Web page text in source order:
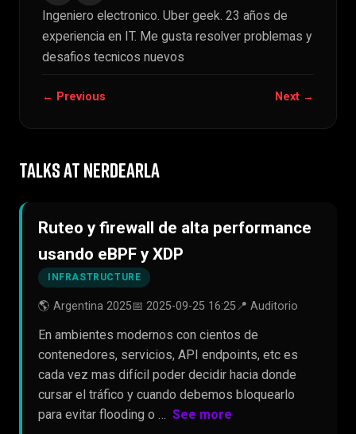
Ingeniero electronico. Uber geek. 23 años de
experiencia en IT. Me gusta resolver problemas y
desafios tecnicos nuevos
← Previous Next →
TALKS AT NERDEARLA
Ruteo y firewall de alta performance
usando eBPF y XDP
INFRASTRUCTURE
🌎 Argentina 2025📅 2025-09-25 16:25📍 Auditorio
En ambientes modernos con cientos de
contenedores, servicios, API endpoints, etc es
cada vez mas difícil poder decidir hacia donde
cursar el tráfico y cuando debemos bloquearlo
para evitar flooding o … See more